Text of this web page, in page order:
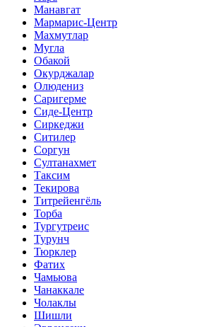
Манавгат
Мармарис-Центр
Махмутлар
Мугла
Обакой
Окурджалар
Олюдениз
Саригерме
Сиде-Центр
Сиркеджи
Ситилер
Соргун
Султанахмет
Таксим
Текирова
Титрейенгёль
Торба
Тургутреис
Турунч
Тюрклер
Фатих
Чамьюва
Чанаккале
Чолаклы
Шишли